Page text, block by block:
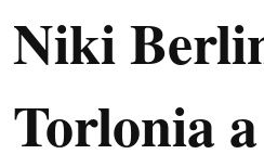
Niki
Torlonia